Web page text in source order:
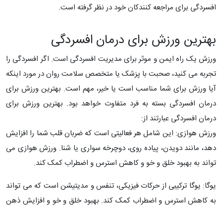
افسردگی برای مراجعه کنندکان خود در نظر گرفته است.
بهترین ورزش برای درمان افسردگی
ورزش یک راه ایمن و موثر برای مدیریت افسردگی است. اگر افسردگی را
تجربه می کنید، صحبت با پزشک یا متخصص سلامت روان در مورد اینکه
آیا ورزش برای شما مناسب است یا خیر، مهم است. بهترین ورزش برای
درمان افسردگی بسته به فرد متفاوت خواهد بود. بهترین ورزش برای
درمان افسردگی عبارتند از:
ورزش هوازی: این شامل هر فعالیتی است که ضربان قلب شما را افزایش
دهد، مانند دویدن، پیاده روی، دوچرخه سواری یا شنا. ورزش هوازی می
تواند به بهبود خلق و خو و کاهش استرس و اضطراب کمک کند.
یوگا: یوگا ترکیبی از حرکات فیزیکی، تنفس و مدیتیشن است که می تواند
به کاهش استرس و اضطراب کمک کند. بهبود خلق و خو و افزایش ذهن